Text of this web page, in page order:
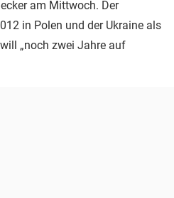
am Mittwoch. Der
in Polen und der Ukraine als
„noch zwei Jahre auf